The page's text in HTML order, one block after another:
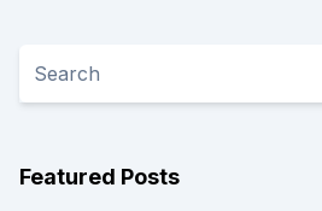
Featured Posts